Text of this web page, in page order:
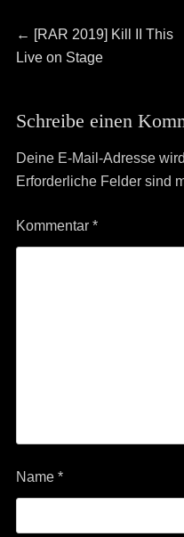
← Previous
post:
[RAR 2019] Kill II This
Live on Stage
Schreibe einen
Deine E-Mail-Adresse
Erforderliche Felder sind
Kommentar *
Name *